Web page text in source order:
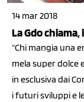
14 mar 2018
La Gdo
“Chi mangia una
mela super dolce
in esclusiva dai
i futuri sviluppi e